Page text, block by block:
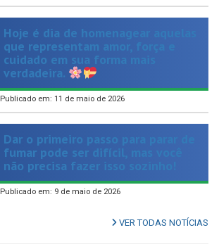
Hoje é dia de homenagear aquelas
que representam amor, força e
cuidado em sua forma mais
verdadeira.
Publicado em: 11 de maio de 2026
Dar o primeiro passo para parar de
fumar pode ser difícil, mas você
não precisa fazer isso sozinho!
Publicado em: 9 de maio de 2026
VER TODAS NOTÍCIAS